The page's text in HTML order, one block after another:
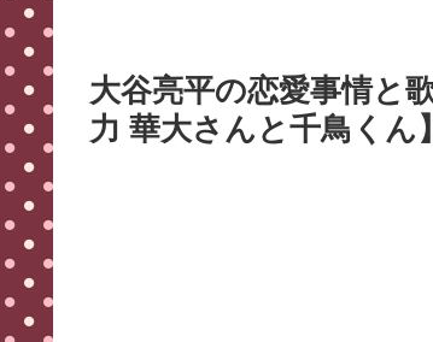
大谷亮平の恋愛事情と
力 華大さんと千鳥くん】